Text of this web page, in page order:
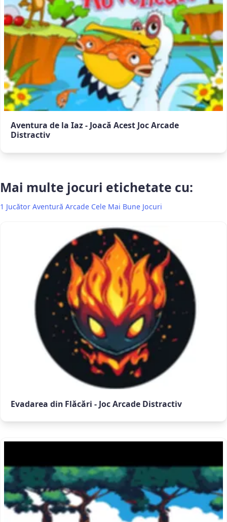
Aventura de la Iaz - Joacă Acest Joc Arcade
Distractiv
Mai multe jocuri etichetate cu:
1 Jucător Aventură Arcade Cele Mai Bune Jocuri
Evadarea din Flăcări - Joc Arcade Distractiv